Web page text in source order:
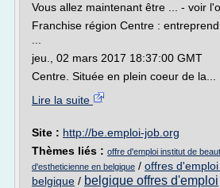
Vous allez maintenant être ... - voir
Franchise région Centre :
jeu., 02 mars 2017 18:37:00 GMT
Centre. Située en plein coeur de la...
Lire la suite
Site : http://be.emploi-job.org
Thèmes liés : offre d'emploi institut de
d'estheticienne en belgique / offres
belgique / belgique offres d'emploi